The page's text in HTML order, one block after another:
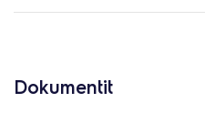
Dokumentit